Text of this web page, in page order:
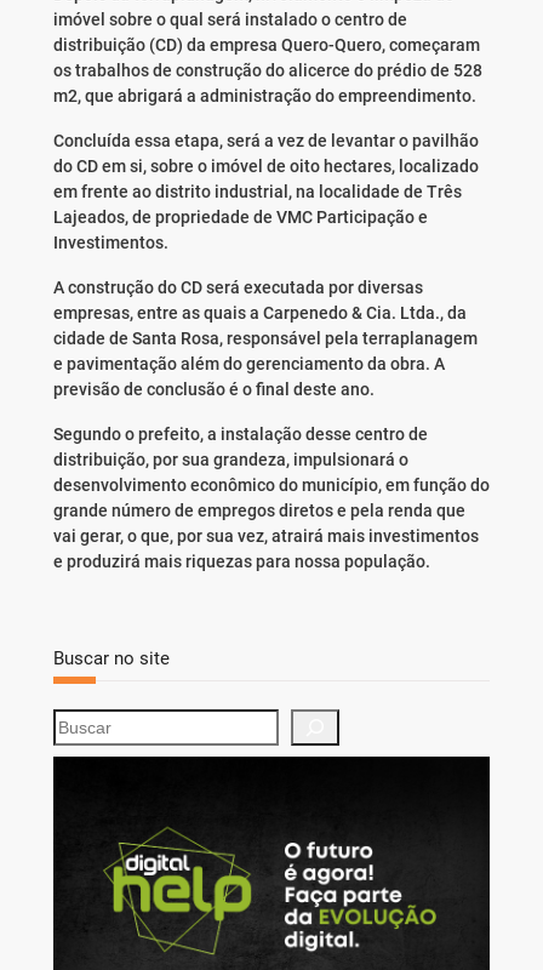
imóvel sobre o qual será instalado o centro de
distribuição (CD) da empresa Quero-Quero, começaram
os trabalhos de construção do alicerce do prédio de 528
m2, que abrigará a administração do empreendimento.
Concluída essa etapa, será a vez de levantar o pavilhão
do CD em si, sobre o imóvel de oito hectares, localizado
em frente ao distrito industrial, na localidade de Três
Lajeados, de propriedade de VMC Participação e
Investimentos.
A construção do CD será executada por diversas
empresas, entre as quais a Carpenedo & Cia. Ltda., da
cidade de Santa Rosa, responsável pela terraplanagem
e pavimentação além do gerenciamento da obra. A
previsão de conclusão é o final deste ano.
Segundo o prefeito, a instalação desse centro de
distribuição, por sua grandeza, impulsionará o
desenvolvimento econômico do município, em função do
grande número de empregos diretos e pela renda que
vai gerar, o que, por sua vez, atrairá mais investimentos
e produzirá mais riquezas para nossa população.
Buscar no site
S
e